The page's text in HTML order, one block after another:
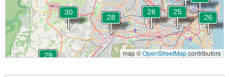
map ©OpenStreetMapcontributors